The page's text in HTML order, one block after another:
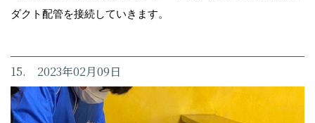
ダクト配管を接続していきます。
15. 2023年02月09日